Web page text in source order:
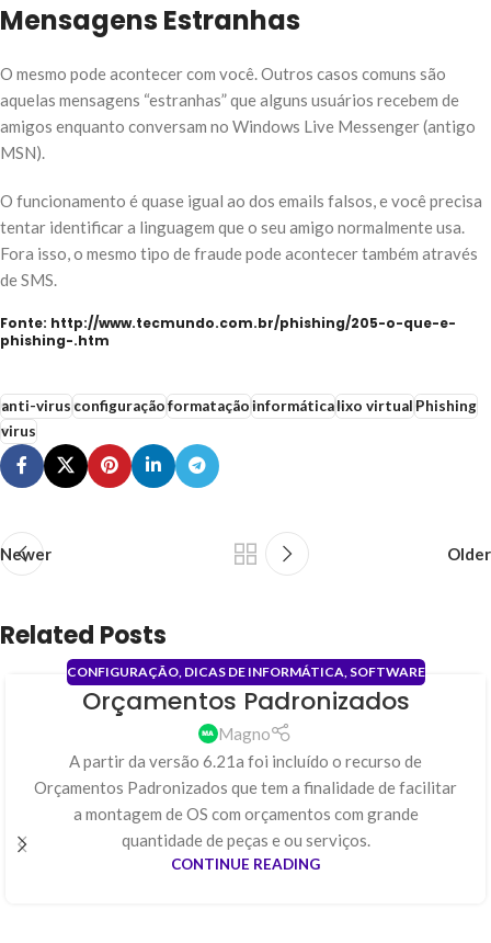
Mensagens Estranhas
O mesmo pode acontecer com você. Outros casos comuns são
aquelas mensagens “estranhas” que alguns usuários recebem de
amigos enquanto conversam no Windows Live Messenger (antigo
MSN).
O funcionamento é quase igual ao dos emails falsos, e você precisa
tentar identificar a linguagem que o seu amigo normalmente usa.
Fora isso, o mesmo tipo de fraude pode acontecer também através
de SMS.
Fonte: http://www.tecmundo.com.br/phishing/205-o-que-e-
phishing-.htm
anti-virusconfiguraçãoformataçãoinformáticalixo virtualPhishing
virus
Newer Older
Related Posts
CONFIGURAÇÃO, DICAS DE INFORMÁTICA, SOFTWARE
Orçamentos Padronizados
Magno
A partir da versão 6.21a foi incluído o recurso de
Orçamentos Padronizados que tem a finalidade de facilitar
a montagem de OS com orçamentos com grande
quantidade de peças e ou serviços.
CONTINUE READING